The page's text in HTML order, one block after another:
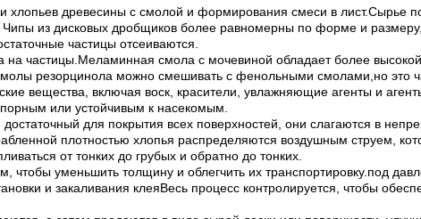
хлопьев древесины с смолой и формирования смеси в лист.Сырье
из дисковых дробщиков более равномерны по форме и
частицы отсеиваются.
на частицы.Меламинная смола с мочевиной обладает более
резорцинола можно смешивать с фенольными смолами,но это
вещества, включая воск, красители, увлажняющие агенты и
или устойчивым к насекомым.
для покрытия всех поверхностей, они слагаются в
плотностью хлопья распределяются воздушным струем,
от тонких до грубых и обратно до тонких.
уменьшить толщину и облегчить их транспортировку.под
и закаливания клеяВесь процесс контролируется, чтобы